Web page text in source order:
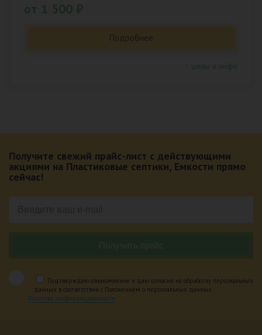
Подробнее
Получите свежий прайс-лист с действующими
акциями на Пластиковые септики, Емкости прямо
сейчас!
Подтверждаю ознакомление и даю согласие на обработку персональных
данных в соответствии с Положением о персональных данных.
Политика конфиденциальности